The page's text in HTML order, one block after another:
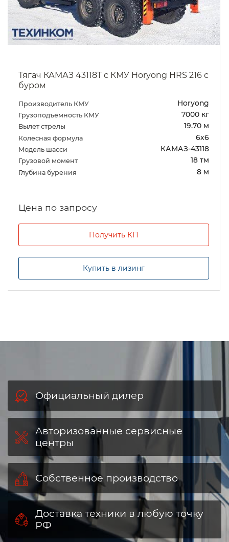
Тягач КАМАЗ 43118Т с КМУ Horyong HRS 216 с
буром
Производитель КМУ Horyong
Грузоподъемность КМУ 7000 кг
Вылет стрелы 19.70 м
Колесная формула 6х6
Модель шасси КАМАЗ-43118
Грузовой момент 18 тм
Глубина бурения 8 м
Цена по запросу
Получить КП
Купить в лизинг
Официальный дилер
Авторизованные сервисные
центры
Собственное производство
Доставка техники в любую точку
РФ